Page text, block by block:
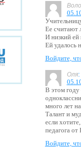
Ее считают
И низкий ей
Ей удалось
Войдите,
Оля:
В этом году
много лет
Талант и
если
педагога от
Войдите,